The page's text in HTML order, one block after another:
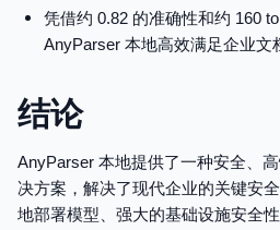
凭借约 0.82 的准确性和约 160
AnyParser 本地高效满足企业文
结论
AnyParser 本地提供了一种安全、
决方案，解决了现代企业的关键安
地部署模型、强大的基础设施安全